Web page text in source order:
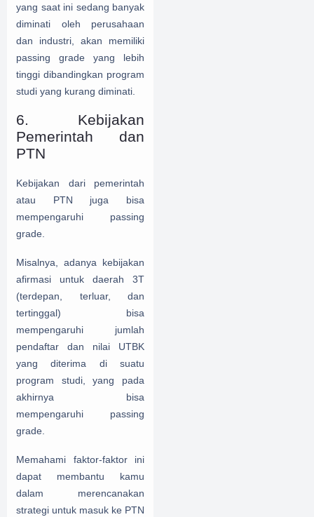
yang saat ini sedang banyak
diminati oleh perusahaan
dan industri, akan memiliki
passing grade yang lebih
tinggi dibandingkan program
studi yang kurang diminati.
6. Kebijakan
Pemerintah dan
PTN
Kebijakan dari pemerintah
atau PTN juga bisa
mempengaruhi passing
grade.
Misalnya, adanya kebijakan
afirmasi untuk daerah 3T
(terdepan, terluar, dan
tertinggal) bisa
mempengaruhi jumlah
pendaftar dan nilai UTBK
yang diterima di suatu
program studi, yang pada
akhirnya bisa
mempengaruhi passing
grade.
Memahami faktor-faktor ini
dapat membantu kamu
dalam merencanakan
strategi untuk masuk ke PTN